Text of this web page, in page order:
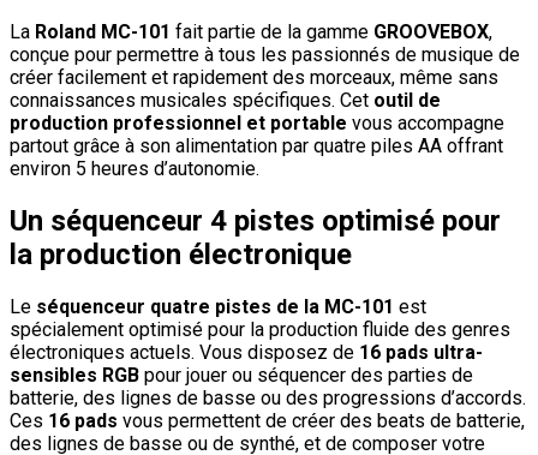
La Roland MC-101 fait partie de la gamme GROOVEBOX,
conçue pour permettre à tous les passionnés de musique de
créer facilement et rapidement des morceaux, même sans
connaissances musicales spécifiques. Cet outil de
production professionnel et portable vous accompagne
partout grâce à son alimentation par quatre piles AA offrant
environ 5 heures d’autonomie.
Un séquenceur 4 pistes optimisé pour
la production électronique
Le séquenceur quatre pistes de la MC-101 est
spécialement optimisé pour la production fluide des genres
électroniques actuels. Vous disposez de 16 pads ultra-
sensibles RGB pour jouer ou séquencer des parties de
batterie, des lignes de basse ou des progressions d’accords.
Ces 16 pads vous permettent de créer des beats de batterie,
des lignes de basse ou de synthé, et de composer votre